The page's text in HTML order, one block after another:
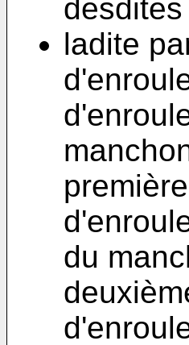
ladite
du